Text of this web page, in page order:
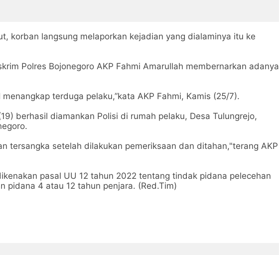
korban langsung melaporkan kejadian yang dialaminya itu ke
Polres Bojonegoro AKP Fahmi Amarullah membernarkan adanya
terduga pelaku,”kata AKP Fahmi, Kamis (25/7).
berhasil diamankan Polisi di rumah pelaku, Desa Tulungrejo,
tersangka setelah dilakukan pemeriksaan dan ditahan,"terang AKP
pasal UU 12 tahun 2022 tentang tindak pidana pelecehan
pidana 4 atau 12 tahun penjara. (Red.Tim)